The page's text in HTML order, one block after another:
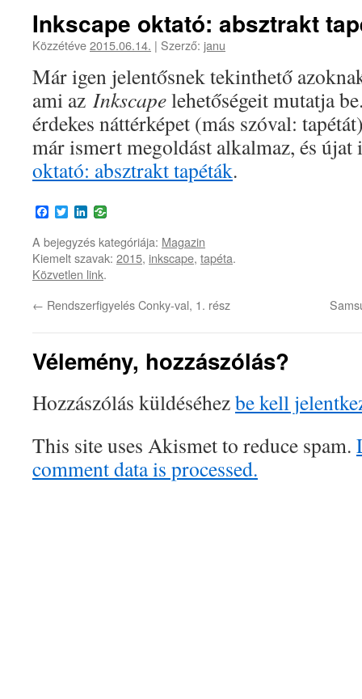
Inkscape oktató: absztrakt
Közzétéve2015.06.14. | Szerző: janu
Már igen jelentősnek tekinthető
ami az Inkscapelehetőségeit mutatja
érdekes náttérképet (más szóval:
már ismert megoldást alkalmaz, és
oktató: absztrakt tapéták.
Facebook
TwitterLinkedIn
A bejegyzés kategóriája: Magazin
Kiemelt szavak: 2015, inkscape, tapéta.
Közvetlen link.
← Rendszerfigyelés Conky-val, 1. rész
Vélemény, hozzászólás?
Hozzászólás küldéséhezbe kell
This site uses Akismet to reduce spam.
comment data is processed.